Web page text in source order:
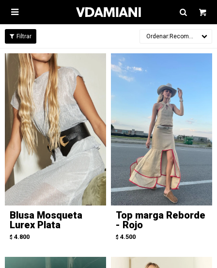

Recomendados
Blusa Mosqueta
Lurex Plata
$ 4.800
Top marga Reborde
- Rojo
$ 4.500